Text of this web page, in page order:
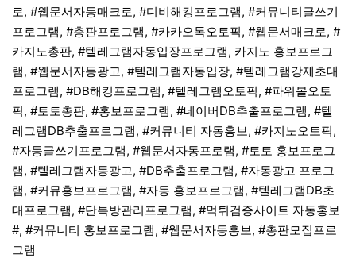
로, #웹문서자동매크로, #디비해킹프로그램, #커뮤니티글쓰기
프로그램, #총판프로그램, #카카오톡오토픽, #웹문서매크로, #
카지노총판, #텔레그램자동입장프로그램, 카지노 홍보프로그
램, #웹문서자동광고, #텔레그램자동입장, #텔레그램강제초대
프로그램, #DB해킹프로그램, #텔레그램오토픽, #파워볼오토
픽, #토토총판, #홍보프로그램, #네이버DB추출프로그램, #텔
레그램DB추출프로그램, #커뮤니티 자동홍보, #카지노오토픽,
#자동글쓰기프로그램, #웹문서자동프로램, #토토 홍보프로그
램, #텔레그램자동광고, #DB추출프로그램, #자동광고 프로그
램, #커뮤홍보프로그램, #자동 홍보프로그램, #텔레그램DB초
대프로그램, #단톡방관리프로그램, #먹튀검증사이트 자동홍보
#, #커뮤니티 홍보프로그램, #웹문서자동홍보, #총판모집프로
그램